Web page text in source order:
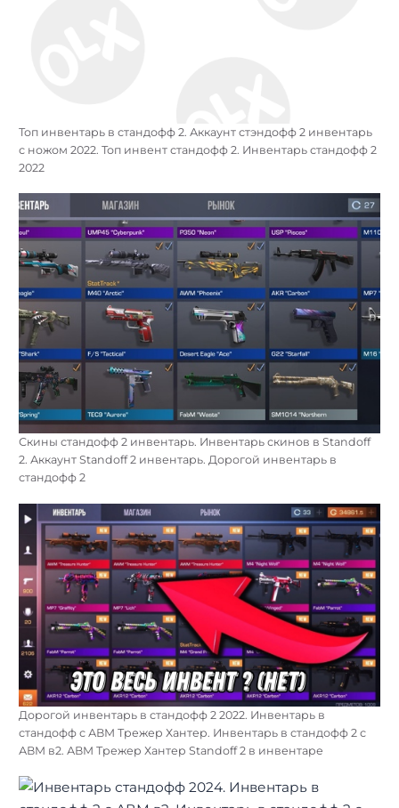
Топ инвентарь в стандофф 2. Аккаунт стэндофф 2 инвентарь
с ножом 2022. Топ инвент стандофф 2. Инвентарь стандофф 2
2022
Скины стандофф 2 инвентарь. Инвентарь скинов в Standoff
2. Аккаунт Standoff 2 инвентарь. Дорогой инвентарь в
стандофф 2
Дорогой инвентарь в стандофф 2 2022. Инвентарь в
стандофф с АВМ Трежер Хантер. Инвентарь в стандофф 2 с
АВМ в2. АВМ Трежер Хантер Standoff 2 в инвентаре